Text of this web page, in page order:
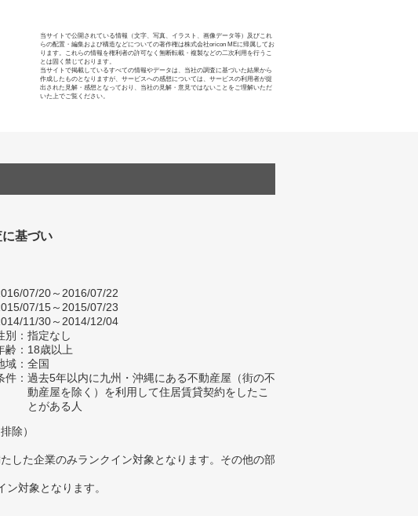
当サイトで公開されている情報（文字、写真、イラスト、画像データ等）及びこれ
らの配置・編集および構造などについての著作権は株式会社oricon MEに帰属してお
ります。これらの情報を権利者の許可なく無断転載・複製などの二次利用を行うこ
とは固く禁じております。
当サイトで掲載しているすべての情報やデータは、当社の調査に基づいた結果から
作成したものとなりますが、サービスへの感想については、サービスの利用者が提
出された見解・感想となっており、当社の見解・意見ではないことをご理解いただ
いた上でご覧ください。
基づい
07/20～2016/07/22
07/15～2015/07/23
11/30～2014/12/04
別：指定なし
齢：18歳以上
域：全国
件：過去5年以内に九州・沖縄にある不動産屋（街の不
動産屋を除く）を利用して住居賃貸契約をしたこ
とがある人
除）
した企業のみランクイン対象となります。その他の部
対象となります。